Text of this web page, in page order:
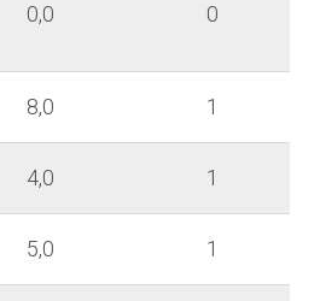
0,0 0
8,0 1
4,0 1
5,0 1